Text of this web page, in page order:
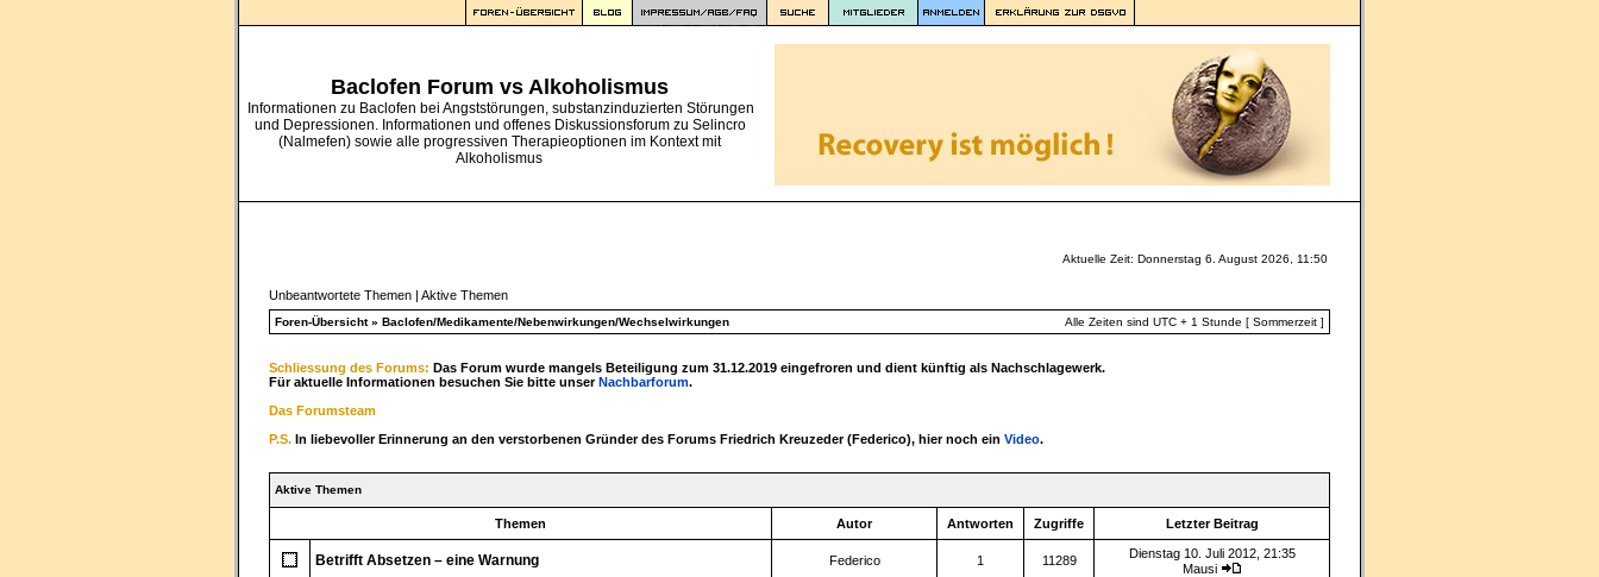
Baclofen Forum vs Alkoholismus
Informationen zu Baclofen bei Angststörungen, substanzinduzierten Störungen
und Depressionen. Informationen und offenes Diskussionsforum zu Selincro
(Nalmefen) sowie alle progressiven Therapieoptionen im Kontext mit
Alkoholismus
Aktuelle Zeit: Donnerstag 6. August 2026, 11:50
Unbeantwortete Themen | Aktive Themen
Foren-Übersicht» Baclofen/Medikamente/Nebenwirkungen/Wechselwirkungen Alle Zeiten sind UTC + 1 Stunde [ Sommerzeit ]
Schliessung des Forums: Das Forum wurde mangels Beteiligung zum 31.12.2019 eingefroren und dient künftig als Nachschlagewerk.
Für aktuelle Informationen besuchen Sie bitte unserNachbarforum.
Das Forumsteam
P.S. In liebevoller Erinnerung an den verstorbenen Gründer des Forums Friedrich Kreuzeder (Federico), hier noch ein Video.
Aktive Themen
Themen Autor Antworten Zugriffe Letzter Beitrag
Betrifft Absetzen – eine Warnung Federico 1 11289
Dienstag 10. Juli 2012, 21:35
Mausi